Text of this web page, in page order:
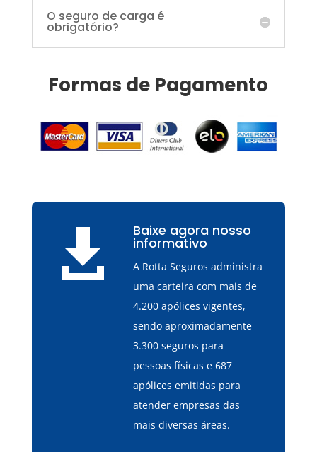
O seguro de carga é
obrigatório?
Formas de Pagamento
 Baixe agora nosso
informativo
A Rotta Seguros administra
uma carteira com mais de
4.200 apólices vigentes,
sendo aproximadamente
3.300 seguros para
pessoas físicas e 687
apólices emitidas para
atender empresas das
mais diversas áreas.